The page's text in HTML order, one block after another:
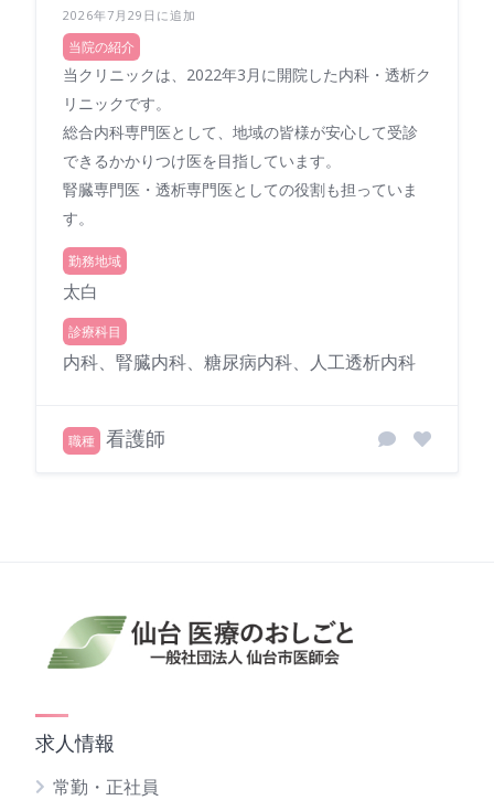
2026年7月29日に追加
当院の紹介
当クリニックは、2022年3月に開院した内科・透析ク
リニックです。
総合内科専門医として、地域の皆様が安心して受診
できるかかりつけ医を目指しています。
腎臓専門医・透析専門医としての役割も担っていま
す。
勤務地域
太白
診療科目
内科、腎臓内科、糖尿病内科、人工透析内科
職種 看護師
求人情報
常勤・正社員